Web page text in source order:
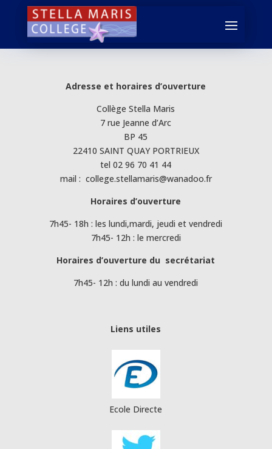
Adresse et horaires d’ouverture
Collège Stella Maris
7 rue Jeanne d’Arc
BP 45
22410 SAINT QUAY PORTRIEUX
tel 02 96 70 41 44
mail : college.stellamaris@wanadoo.fr
Horaires d’ouverture
7h45- 18h : les lundi,mardi, jeudi et vendredi
7h45- 12h : le mercredi
Horaires d’ouverture du secrétariat
7h45- 12h : du lundi au vendredi
Liens utiles
Ecole Directe